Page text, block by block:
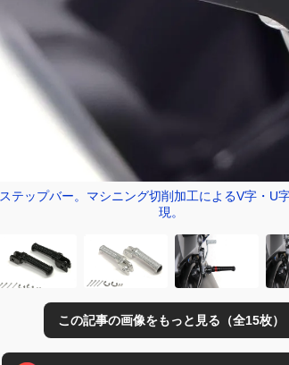
テップバー。マシニング切削加工によるV字・U
現。
この記事の画像をもっと見る（全15枚）